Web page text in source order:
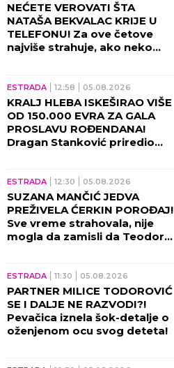
NEĆETE VEROVATI ŠTA
NATAŠA BEKVALAC KRIJE U
TELEFONU! Za ove četove
najviše strahuje, ako neko
ESTRADA 12:58 05.08.2026
KRALJ HLEBA ISKEŠIRAO VIŠE
OD 150.000 EVRA ZA GALA
PROSLAVU ROĐENDANA!
Dragan Stanković priredio
planu!
ESTRADA 12:30 05.08.2026
SUZANA MANČIĆ JEDVA
PREŽIVELA ĆERKIN POROĐAJ!
Sve vreme strahovala, nije
mogla da zamisli da Teodora
ESTRADA 11:30 05.08.2026
PARTNER MILICE TODOROVIĆ
SE I DALJE NE RAZVODI?!
Pevačica iznela šok-detalje o
oženjenom ocu svog deteta!